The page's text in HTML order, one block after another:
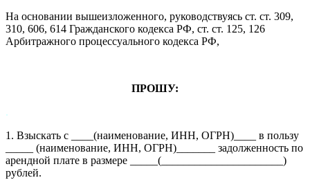
На основании вышеизложенного, руководствуясь ст. ст. 309,
310, 606, 614 Гражданского кодекса РФ, ст. ст. 125, 126
Арбитражного процессуального кодекса РФ,
ПРОШУ:
.
1. Взыскать с ____(наименование, ИНН, ОГРН)____ в пользу
_____ (наименование, ИНН, ОГРН)_______ задолженность по
арендной плате в размере _____(______________________)
рублей.